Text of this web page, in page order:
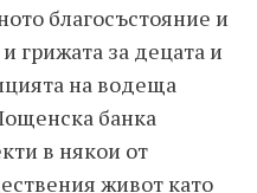
благосъстояние и
грижата за децата и
на водеща
банка
в някои от
живот като